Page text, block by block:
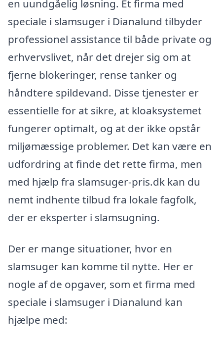
en uundgåelig løsning. Et firma med
speciale i slamsuger i Dianalund tilbyder
professionel assistance til både private og
erhvervslivet, når det drejer sig om at
fjerne blokeringer, rense tanker og
håndtere spildevand. Disse tjenester er
essentielle for at sikre, at kloaksystemet
fungerer optimalt, og at der ikke opstår
miljømæssige problemer. Det kan være en
udfordring at finde det rette firma, men
med hjælp fra slamsuger-pris.dk kan du
nemt indhente tilbud fra lokale fagfolk,
der er eksperter i slamsugning.
Der er mange situationer, hvor en
slamsuger kan komme til nytte. Her er
nogle af de opgaver, som et firma med
speciale i slamsuger i Dianalund kan
hjælpe med: